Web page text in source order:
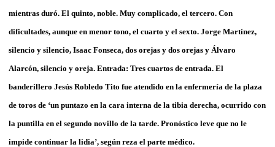
mientras duró. El quinto, noble. Muy complicado, el tercero. Con
dificultades, aunque en menor tono, el cuarto y el sexto. Jorge Martínez,
silencio y silencio, Isaac Fonseca, dos orejas y dos orejas y Álvaro
Alarcón, silencio y oreja. Entrada: Tres cuartos de entrada. El
banderillero Jesús Robledo Tito fue atendido en la enfermería de la plaza
de toros de ‘un puntazo en la cara interna de la tibia derecha, ocurrido con
la puntilla en el segundo novillo de la tarde. Pronóstico leve que no le
impide continuar la lidia’, según reza el parte médico.